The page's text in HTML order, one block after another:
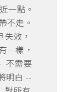
一點。
不走。
效，
一樣，
不需要
明白 --